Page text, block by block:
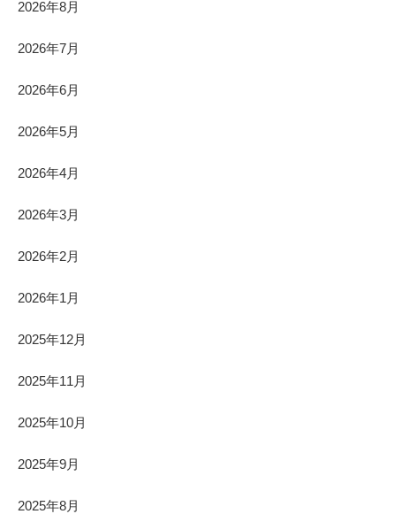
2026年8月
2026年7月
2026年6月
2026年5月
2026年4月
2026年3月
2026年2月
2026年1月
2025年12月
2025年11月
2025年10月
2025年9月
2025年8月